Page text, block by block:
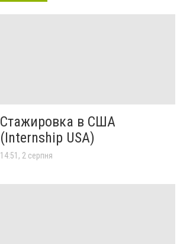
Стажировка в США
(Internship USA)
14:51, 2 серпня